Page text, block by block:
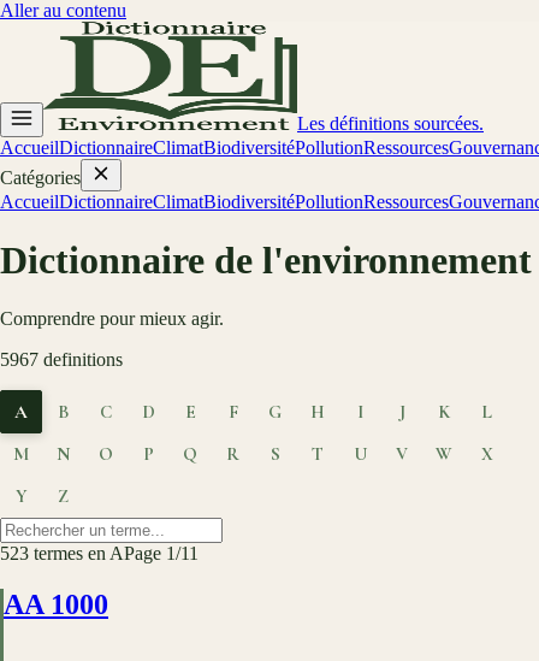
Aller au contenu
Les définitions sourcées.
AccueilDictionnaireClimatBiodiversitéPollutionRessources
Catégories
AccueilDictionnaireClimatBiodiversitéPollutionRessources
Dictionnaire de l'environnement
Comprendre pour mieux agir.
5967 definitions
A B C D E F G H I J K
L
M
N O P Q R S T U V W
X
Y
Z
523 termes en APage 1/11
AA 1000